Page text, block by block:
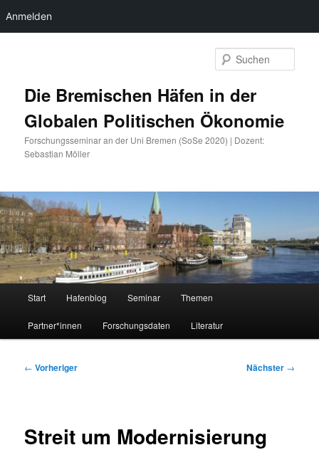
Anmelden
Die Bremischen Häfen in der
Globalen Politischen Ökonomie
Forschungsseminar an der Uni Bremen (SoSe 2020) | Dozent:
Sebastian Möller
Start Hafenblog Seminar Themen
Partner*innen Forschungsdaten Literatur
Beitragsnavigation
← Vorheriger Nächster →
Streit um Modernisierung